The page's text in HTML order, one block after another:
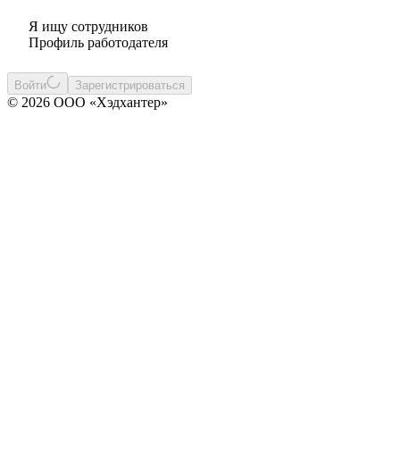
Я ищу сотрудников
Профиль работодателя
Войти Зарегистрироваться
© 2026 ООО «Хэдхантер»